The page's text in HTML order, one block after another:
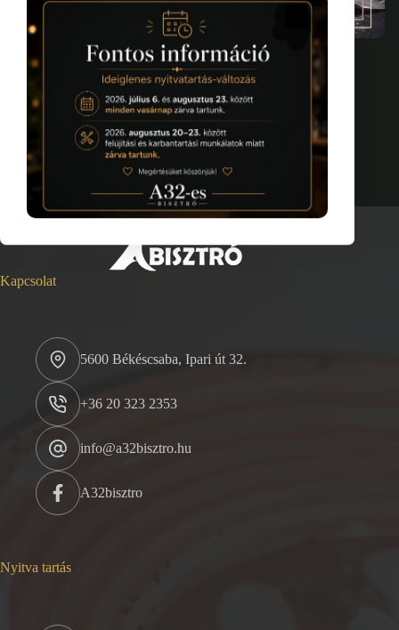
Vissza a programokhoz
Kapcsolat
5600 Békéscsaba, Ipari út 32.
+36 20 323 2353
info@a32bisztro.hu
A32bisztro
Nyitva tartás